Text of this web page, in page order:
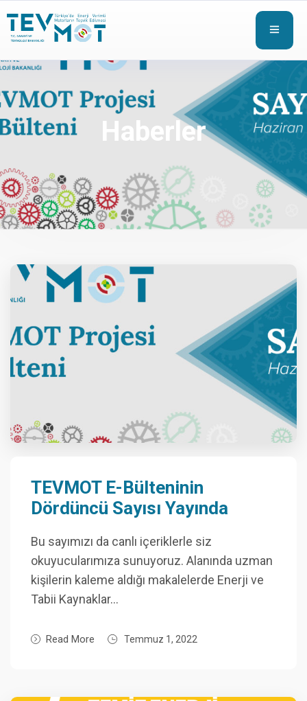
Haberler
TEVMOT E-Bülteninin
Dördüncü Sayısı Yayında
Bu sayımızı da canlı içeriklerle siz
okuyucularımıza sunuyoruz. Alanında uzman
kişilerin kaleme aldığı makalelerde Enerji ve
Tabii Kaynaklar…
Read More Temmuz 1, 2022